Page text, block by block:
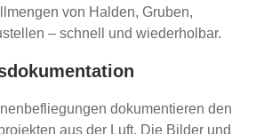
von Halden, Gruben,
– schnell und wiederholbar.
dokumentieren den
aus der Luft. Die Bilder und